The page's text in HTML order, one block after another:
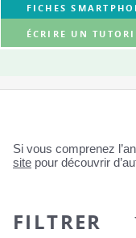
FICHES
ÉCRIRE UN
Si vous comprenez
site pour découvrir
FILTRER